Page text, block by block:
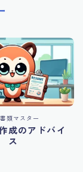
類マスター
成のアドバイ
ス